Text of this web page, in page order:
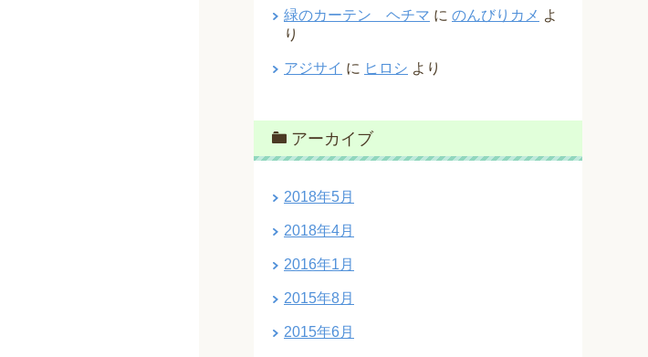
緑のカーテン ヘチマ に のんびりカメ よ
り
アジサイ に ヒロシ より
アーカイブ
2018年5月
2018年4月
2016年1月
2015年8月
2015年6月